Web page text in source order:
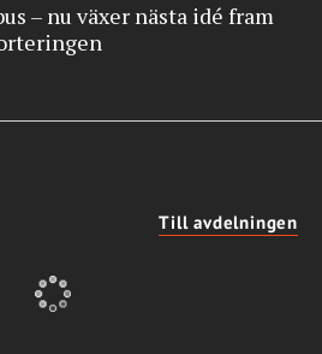
– nu växer nästa idé fram
Till avdelningen